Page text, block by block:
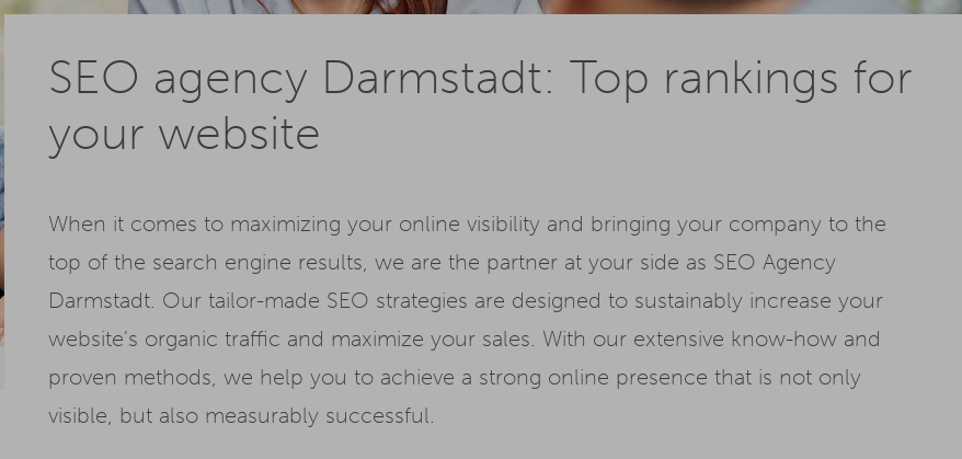
SEO agency Darmstadt: Top rankings for
your website
When it comes to maximizing your online visibility and bringing your company to the
top of the search engine results, we are the partner at your side as SEO Agency
Darmstadt. Our tailor-made SEO strategies are designed to sustainably increase your
website's organic traffic and maximize your sales. With our extensive know-how and
proven methods, we help you to achieve a strong online presence that is not only
visible, but also measurably successful.